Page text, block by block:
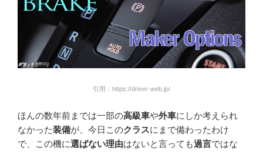
引用：https://driver-web.jp/
ほんの数年前までは一部の高級車や外車にしか考えられ
なかった装備が、今日このクラスにまで備わったわけ
で、この機に選ばない理由はないと言っても過言ではな